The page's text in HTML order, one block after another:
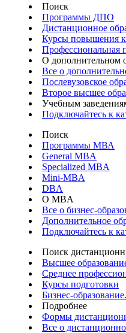
Поиск
Программы ДПО
Дистанционное
Курсы повышения
Профессиональная
О дополнительном
Все о
Послевузовское
Второе высшее
Учебным
Подключайтесь к
Поиск
Программы МВА
General MBA
Specialized MBA
Mini-MBA
DBA
О MBA
Все о бизнес-
Дополнительное
Подключайтесь к
Поиск
Высшее
Среднее
Курсы подготовки
Бизнес-
Подробнее
Формы
Все о